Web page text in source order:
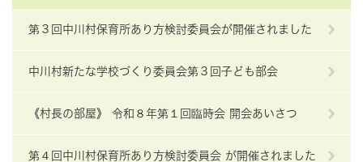
第３回中川村保育所あり方検討委員会が開催されました
中川村新たな学校づくり委員会第３回子ども部会
《村長の部屋》 令和８年第１回臨時会 開会あいさつ
第４回中川村保育所あり方検討委員会 が開催されました